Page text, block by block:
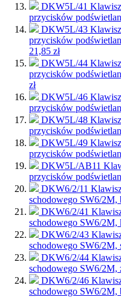
DKW5L/41
przycisków
DKW5L/43
przycisków
21,85 zł
DKW5L/44
przycisków
zł
DKW5L/46
przycisków
DKW5L/48
przycisków
DKW5L/49
przycisków
DKW5L/AB11
przycisków
DKW6/2/11
schodowego SW6/2M,
DKW6/2/41
schodowego SW6/2M,
DKW6/2/43
schodowego SW6/2M,
DKW6/2/44
schodowego SW6/2M,
DKW6/2/46
schodowego SW6/2M,